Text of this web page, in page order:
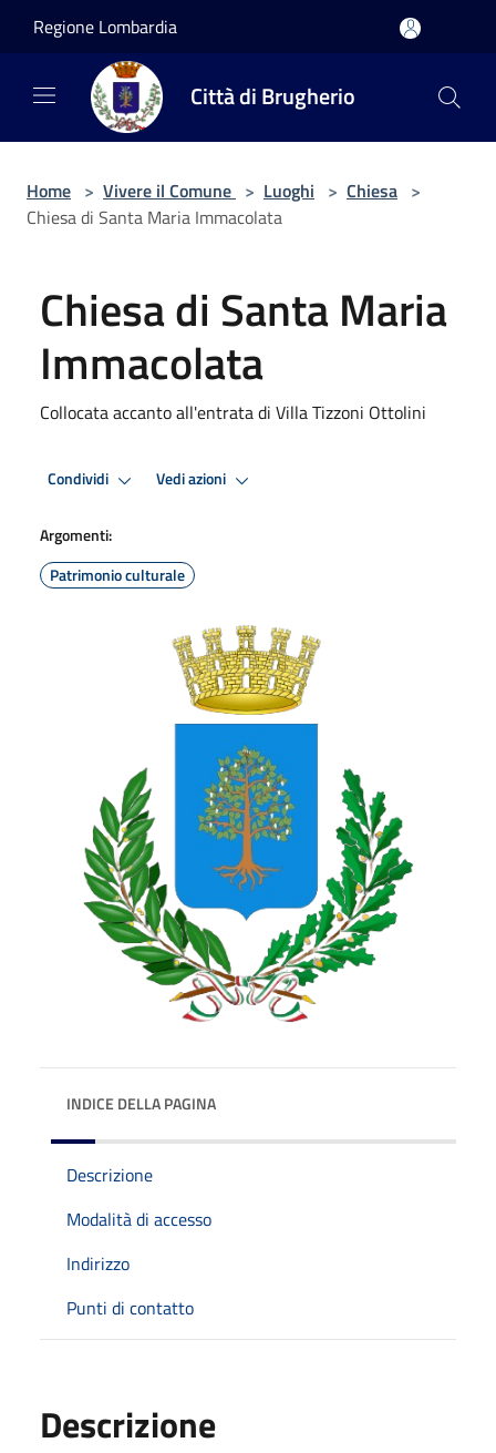
Regione Lombardia
Città di Brugherio
Home > Vivere il Comune > Luoghi > Chiesa >
Chiesa di Santa Maria Immacolata
Chiesa di Santa Maria
Immacolata
Collocata accanto all'entrata di Villa Tizzoni Ottolini
Condividi Vedi azioni
Argomenti:
Patrimonio culturale
INDICE DELLA PAGINA
Descrizione
Modalità di accesso
Indirizzo
Punti di contatto
Descrizione